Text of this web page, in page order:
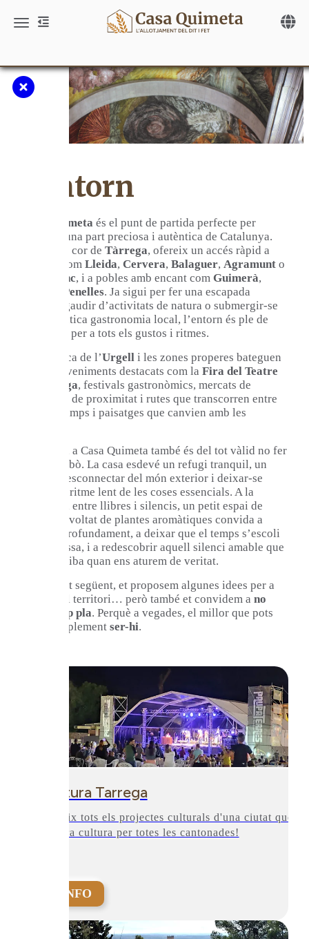
Toggle navigation
L'entorn
Casa Quimetaés el punt de partida perfecte per
explorar una part preciosa i autèntica de Catalunya.
Situada al cor de Tàrrega, ofereix un accés ràpid a
capitals com Lleida, Cervera, Balaguer, Agramunto
Montblanc, i a pobles amb encant com Guimerà,
Penelles. Ja sigui per fer una escapada
cultural, gaudir d’activitats de natura o submergir-se
en l’autèntica gastronomia local, l’entorn és ple de
propostes per a tots els gustos i ritmes.
La comarca de l’Urgelli les zones properes bateguen
amb esdeveniments destacats com la Fira del Teatre
de Tàrrega, festivals gastronòmics, mercats de
productes de proximitat i rutes que transcorren entre
vinyes, camps i paisatges que canvien amb les
Tot i això, a Casa Quimeta també és del tot vàlid no fer
res. De debò. La casa esdevé un refugi tranquil, un
racó on desconnectar del món exterior i deixar-se
endur pel ritme lent de les coses essencials. A la
Corralina, entre llibres i silencis, un petit espai de
lectura envoltat de plantes aromàtiques convida a
respirar profundament, a deixar que el temps s’escoli
sense pressa, i a redescobrir aquell silenci amable que
només arriba quan ens aturem de veritat.
A l’apartat següent, et proposem algunes idees per a
gaudir del territori… però també et convidem a no
seguir cap pla. Perquè a vegades, el millor que pots
fer és simplement ser-hi.
Cultura Tarrega
Coneix tots els projectes culturals d'una ciutat que
respira cultura per totes les cantonades!
+INFO